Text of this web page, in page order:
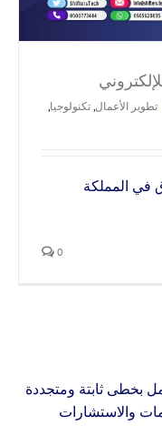
تطوير الأعمال, تكنولوجيا,
في المملكة
0
بخطى ثابتة ومتجددة
والاستشارات